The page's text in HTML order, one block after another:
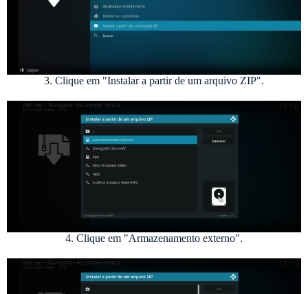
3. Clique em "Instalar a partir de um arquivo ZIP".
4. Clique em "Armazenamento externo".